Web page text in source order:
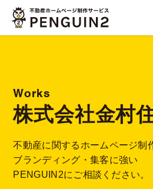
Works
株式会社金村
不動産に関するホームページ制
ブランディング・集客に強い
PENGUIN2にご相談ください。